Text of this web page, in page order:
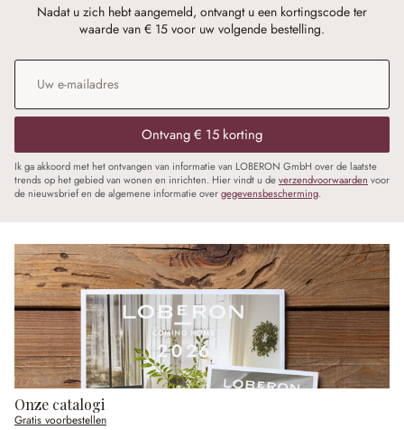
Nadat u zich hebt aangemeld, ontvangt u een kortingscode ter
waarde van € 15 voor uw volgende bestelling.
E-mailadres
Ontvang € 15 korting
Ik ga akkoord met het ontvangen van informatie van LOBERON GmbH over de laatste
trends op het gebied van wonen en inrichten. Hier vindt u deverzendvoorwaarden voor
de nieuwsbrief en de algemene informatie overgegevensbescherming.
Onze catalogi
Gratis voorbestellen